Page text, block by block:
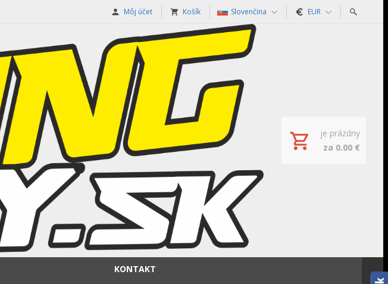
Môj účet Košík Slovenčina EUR
je prázdny
za 0.00 €
KONTAKT